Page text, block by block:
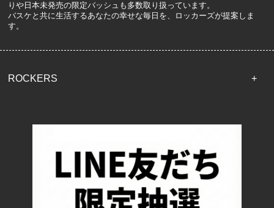
りや日本未発売の限定バッシュも多数取り扱っています。
バスケと共に生活するあなたの幸せな毎日を、ロッカーズが提案しま
す。
ROCKERS
配送・送料について
返品について
お支払い方法について
特定商取引法に基づく表記